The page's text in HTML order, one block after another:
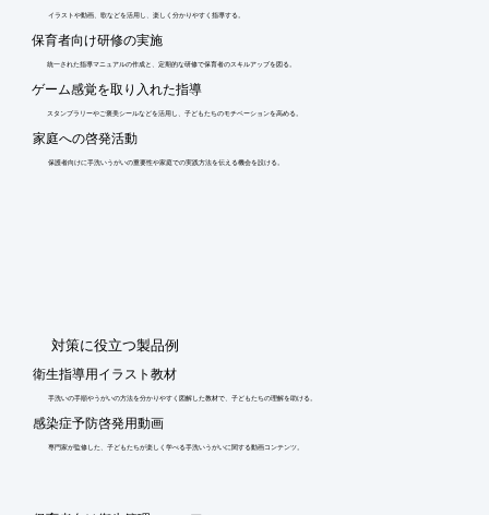
イラストや動画、歌などを活用し、楽しく分かりやすく指導する。
保育者向け研修の実施
統一された指導マニュアルの作成と、定期的な研修で保育者のスキルアップを図る。
ゲーム感覚を取り入れた指導
スタンプラリーやご褒美シールなどを活用し、子どもたちのモチベーションを高める。
家庭への啓発活動
保護者向けに手洗いうがいの重要性や家庭での実践方法を伝える機会を設ける。
​対策に役立つ製品例
衛生指導用イラスト教材
手洗いの手順やうがいの方法を分かりやすく図解した教材で、子どもたちの理解を助ける。
感染症予防啓発用動画
専門家が監修した、子どもたちが楽しく学べる手洗いうがいに関する動画コンテンツ。